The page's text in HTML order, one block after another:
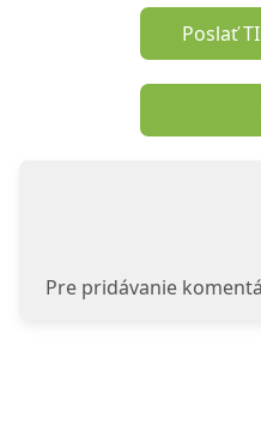
Poslať
Pre pridávanie